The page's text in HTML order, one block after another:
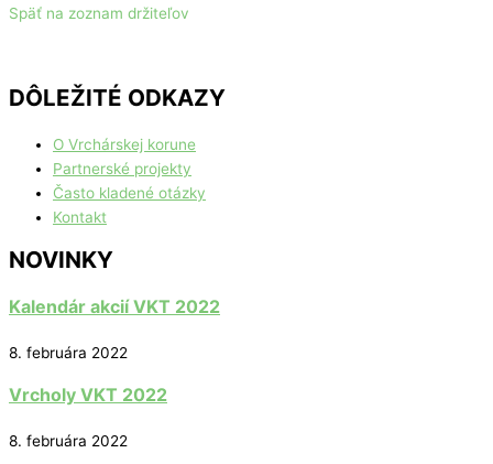
Späť na zoznam držiteľov
DÔLEŽITÉ ODKAZY
O Vrchárskej korune
Partnerské projekty
Často kladené otázky
Kontakt
NOVINKY
Kalendár akcií VKT 2022
8. februára 2022
Vrcholy VKT 2022
8. februára 2022